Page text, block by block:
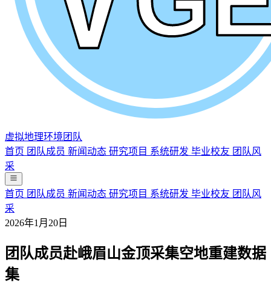
虚拟地理环境团队
首页 团队成员 新闻动态 研究项目 系统研发 毕业校友 团队风
采
首页 团队成员 新闻动态 研究项目 系统研发 毕业校友 团队风
采
2026年1月20日
团队成员赴峨眉山金顶采集空地重建数据
集